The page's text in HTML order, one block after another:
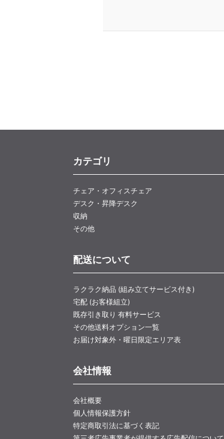
カテゴリ
チェア・オフィスチェア
デスク・昇降デスク
収納
その他
配送について
ラクラク納品 (組み立てサービス付き)
宅配 (お客様組立)
既存引き取り 有料サービス
その他送料オプション一覧
お届け対象外・曜日限定エリア表
会社情報
会社概要
個人情報保護方針
特定商取引法に基づく表記